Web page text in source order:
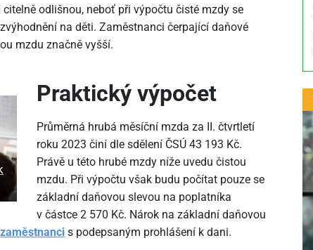
odlišnou, neboť při výpočtu čisté mzdy se
na děti. Zaměstnanci čerpající daňové
mzdu značně vyšší.
Praktický výpočet
Průměrná hrubá měsíční mzda za II. čtvrtletí
roku 2023 činí dle sdělení ČSÚ 43 193 Kč.
Právě u této hrubé mzdy níže uvedu čistou
mzdu. Při výpočtu však budu počítat pouze se
základní daňovou slevou na poplatníka
v částce 2 570 Kč. Nárok na základní daňovou
zaměstnanci s podepsaným prohlášení k dani.